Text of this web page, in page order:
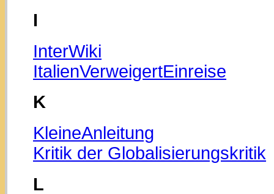
I
InterWiki
ItalienVerweigertEinreise
K
KleineAnleitung
Kritik der Globalisierungskritik
L